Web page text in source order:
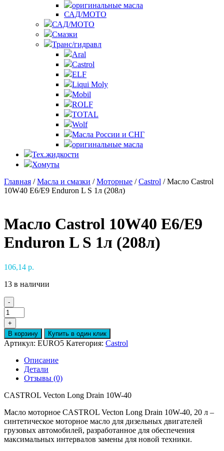
оригинальные масла
САД/МОТО
САД/МОТО
Смазки
Транс/гидравл
Aral
Castrol
ELF
Liqui Moly
Mobil
ROLF
TOTAL
Wolf
Масла России и СНГ
оригинальные масла
Тех.жидкости
Хомуты
Главная /Масла и смазки /Моторные /Castrol / Масло Castrol
10W40 E6/E9 Enduron L S 1л (208л)
Масло Castrol 10W40 E6/E9
Enduron L S 1л (208л)
106,14 р.
13 в наличии
-
Количество
товара
Масло
Castrol
10W40
Enduron
1л
+
В корзину
Купить в один клик
Артикул: EURO5 Категория: Castrol
Описание
Детали
Отзывы (0)
CASTROL Vecton Long Drain 10W-40
Масло моторное CASTROL Vecton Long Drain 10W-40, 20 л –
синтетическое моторное масло для дизельных двигателей
грузовых автомобилей, разработанное для обеспечения
максимальных интервалов замены для новой техники.